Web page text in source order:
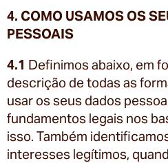
4. COMO USAMOS OS
PESSOAIS
4.1 Definimos abaixo, em
descrição de todas as
usar os seus dados
fundamentos legais nos
isso. Também
interesses legítimos,